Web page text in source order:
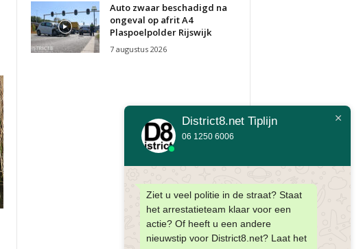
Auto zwaar beschadigd na
ongeval op afrit A4
Plaspoelpolder Rijswijk
7 augustus 2026
District8.net Tiplijn
06 1250 6006
Ziet u veel politie in de straat? Staat
het arrestatieteam klaar voor een
actie? Of heeft u een andere
nieuwstip voor District8.net? Laat het